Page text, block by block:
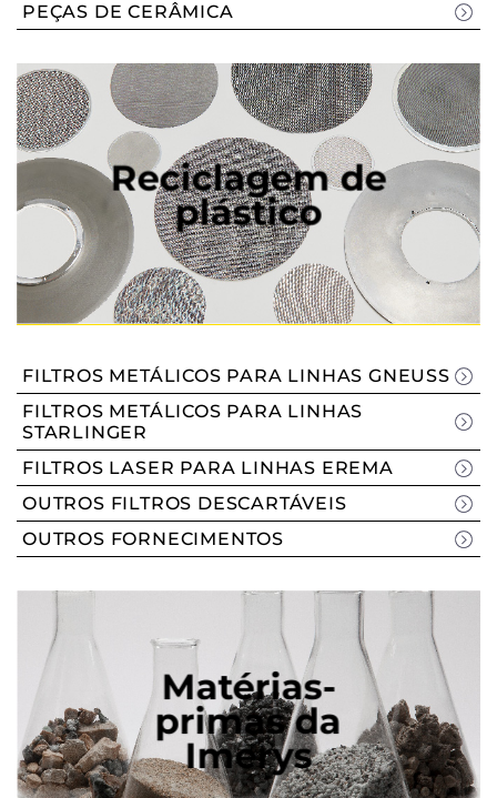
PEÇAS DE CERÂMICA
Reciclagem de
plástico
FILTROS METÁLICOS PARA LINHAS GNEUSS
FILTROS METÁLICOS PARA LINHAS
STARLINGER
FILTROS LASER PARA LINHAS EREMA
OUTROS FILTROS DESCARTÁVEIS
OUTROS FORNECIMENTOS
Matérias-
primas da
Imerys